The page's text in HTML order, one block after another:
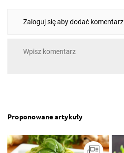
Zaloguj się aby dodać komentarz
Proponowane artykuły